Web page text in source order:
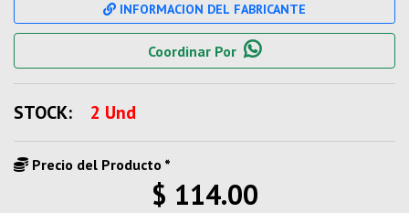
INFORMACION DEL FABRICANTE
Coordinar Por
STOCK: 2 Und
Precio del Producto *
$ 114.00